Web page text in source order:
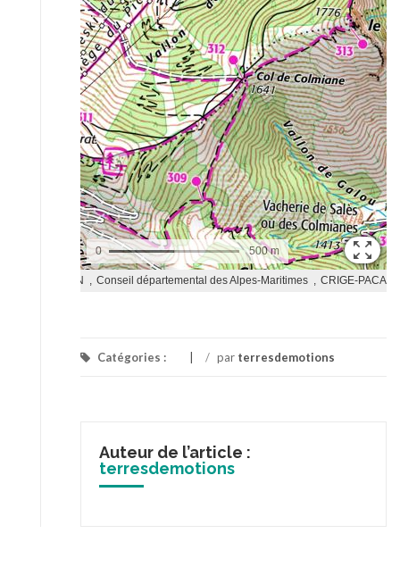
Catégories : / par terresdemotions
Auteur de l’article :
terresdemotions